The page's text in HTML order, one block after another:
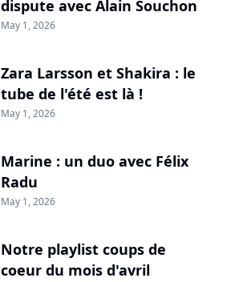
dispute avec Alain Souchon
May 1, 2026
Zara Larsson et Shakira : le
tube de l'été est là !
May 1, 2026
Marine : un duo avec Félix
Radu
May 1, 2026
Notre playlist coups de
coeur du mois d'avril